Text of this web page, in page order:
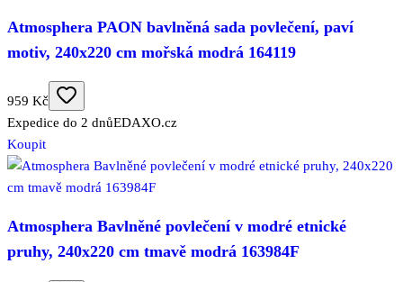
Atmosphera PAON bavlněná sada povlečení, paví
motiv, 240x220 cm mořská modrá 164119
959 Kč
Expedice do 2 dnůEDAXO.cz
Koupit
Atmosphera Bavlněné povlečení v modré etnické
pruhy, 240x220 cm tmavě modrá 163984F